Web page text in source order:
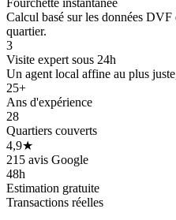
Fourchette instantanée
Calcul basé sur les données
quartier.
3
Visite expert sous 24h
Un agent local affine au plus
25+
Ans d'expérience
28
Quartiers couverts
4,9★
215 avis Google
48h
Estimation gratuite
Transactions réelles
145 k€